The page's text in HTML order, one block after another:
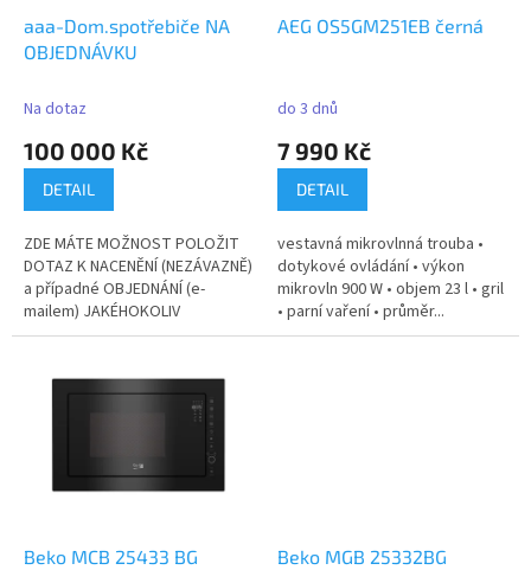
aaa-Dom.spotřebiče NA
OBJEDNÁVKU
Na dotaz
100 000 Kč
DETAIL
ZDE MÁTE MOŽNOST POLOŽIT
DOTAZ K NACENĚNÍ (NEZÁVAZNĚ)
a případné OBJEDNÁNÍ (e-
mailem) JAKÉHOKOLIV
DOM.SPOTŘEBIČE,(DLE...
AEG OS5GM251EB černá
do 3 dnů
7 990 Kč
DETAIL
vestavná mikrovlnná trouba •
dotykové ovládání • výkon
mikrovln 900 W • objem 23 l • gril
• parní vaření • průměr...
Beko MCB 25433 BG Beko MGB 25332BG